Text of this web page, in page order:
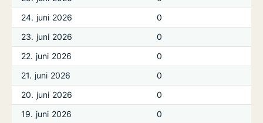
24. juni 2026
0
23. juni 2026
0
22. juni 2026
0
21. juni 2026
0
20. juni 2026
0
19. juni 2026
0